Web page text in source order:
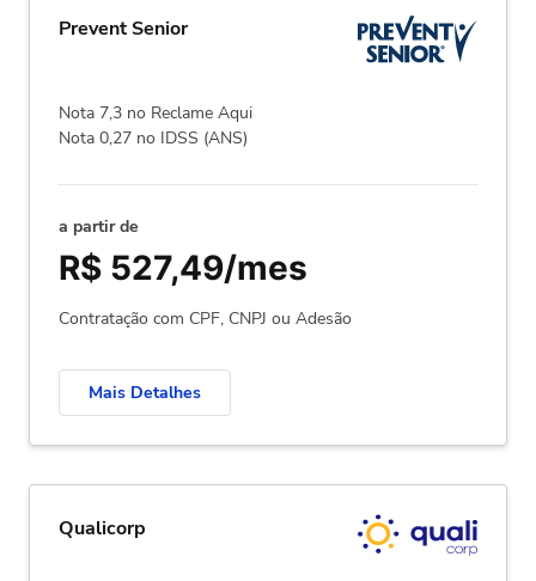
Prevent Senior
Nota 7,3 no Reclame Aqui
Nota 0,27 no IDSS (ANS)
a partir de
R$ 527,49/mes
Contratação com CPF, CNPJ ou Adesão
Mais Detalhes
Qualicorp